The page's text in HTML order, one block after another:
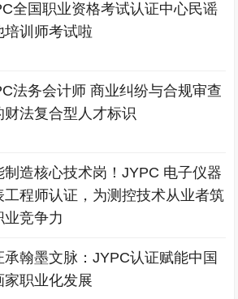
全国职业资格考试认证中心民谣
培训师考试啦
法务会计师 商业纠纷与合规审查
财法复合型人才标识
制造核心技术岗！JYPC 电子仪器
工程师认证，为测控技术从业者筑
业竞争力
承翰墨文脉：JYPC认证赋能中国
家职业化发展